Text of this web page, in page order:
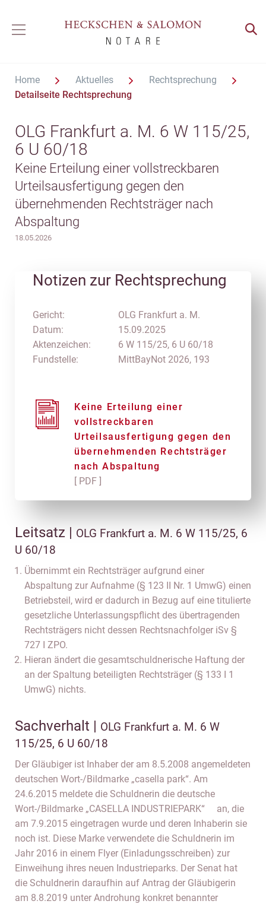
Home Aktuelles
Rechtsprechung
Detailseite Rechtsprechung
OLG Frankfurt a. M. 6 W 115/25,
6 U 60/18
Keine Erteilung einer vollstreckbaren
Urteilsausfertigung gegen den
übernehmenden Rechtsträger nach
Abspaltung
18.05.2026
Notizen zur Rechtsprechung
Gericht:
Datum:
Aktenzeichen:
Fundstelle:
OLG Frankfurt a. M.
15.09.2025
6 W 115/25, 6 U 60/18
MittBayNot 2026, 193
Keine Erteilung einer
vollstreckbaren
Urteilsausfertigung gegen den
übernehmenden Rechtsträger
nach Abspaltung
[ PDF ]
Leitsatz | OLG Frankfurt a. M. 6 W 115/25, 6
U 60/18
Übernimmt ein Rechtsträger aufgrund einer
Abspaltung zur Aufnahme (§ 123 II Nr. 1 UmwG) einen
Betriebsteil, wird er dadurch in Bezug auf eine titulierte
gesetzliche Unterlassungspflicht des übertragenden
Rechtsträgers nicht dessen Rechtsnachfolger iSv §
727 I ZPO.
Hieran ändert die gesamtschuldnerische Haftung der
an der Spaltung beteiligten Rechtsträger (§ 133 I 1
UmwG) nichts.
Sachverhalt | OLG Frankfurt a. M. 6 W
115/25, 6 U 60/18
Der Gläubiger ist Inhaber der am 8.5.2008 angemeldeten
deutschen Wort-/Bildmarke „casella park“. Am
24.6.2015 meldete die Schuldnerin die deutsche
Wort-/Bildmarke „CASELLA INDUSTRIEPARK“ an, die
am 7.9.2015 eingetragen wurde und deren Inhaberin sie
noch ist. Diese Marke verwendete die Schuldnerin im
Jahr 2016 in einem Flyer (Einladungsschreiben) zur
Einweihung ihres neuen Industrieparks. Der Senat hat
die Schuldnerin daraufhin auf Antrag der Gläubigerin
am 8.8.2019 unter Androhung konkret benannter